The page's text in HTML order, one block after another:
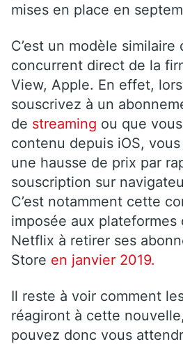
mises en place en
C’est un modèle similaire
concurrent direct de la
View, Apple. En effet,
souscrivez à un
de streaming ou que
contenu depuis iOS,
une hausse de prix par
souscription sur
C’est notamment cette
imposée aux plateformes
Netflix à retirer ses
Store en janvier 2019.
Il reste à voir comment
réagiront à cette
pouvez donc vous